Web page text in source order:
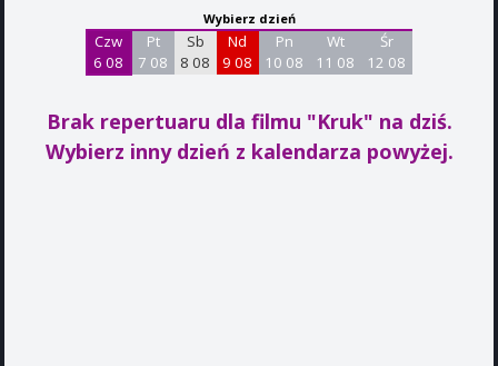
Wybierz dzień
Czw
6 08
Pt
7 08
Sb
8 08
Nd
9 08
Pn
10 08
Wt
11 08
Śr
12 08
Brak repertuaru dla filmu "Kruk" na dziś.
Wybierz inny dzień z kalendarza powyżej.